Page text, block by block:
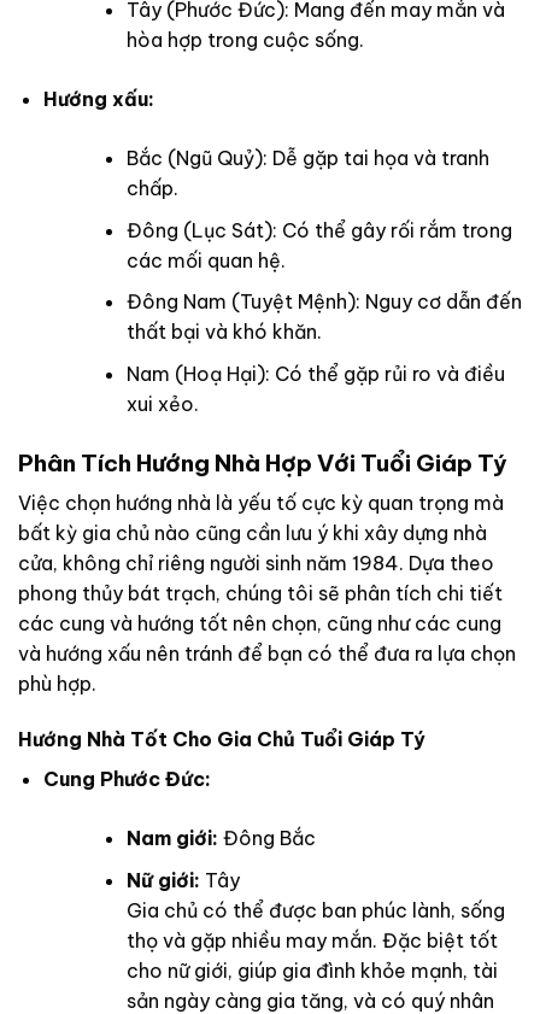
Tây (Phước Đức): Mang đến may mắn và
hòa hợp trong cuộc sống.
Hướng xấu:
Bắc (Ngũ Quỷ): Dễ gặp tai họa và tranh
chấp.
Đông (Lục Sát): Có thể gây rối rắm trong
các mối quan hệ.
Đông Nam (Tuyệt Mệnh): Nguy cơ dẫn đến
thất bại và khó khăn.
Nam (Hoạ Hại): Có thể gặp rủi ro và điều
xui xẻo.
Phân Tích Hướng Nhà Hợp Với Tuổi Giáp Tý
Việc chọn hướng nhà là yếu tố cực kỳ quan trọng mà
bất kỳ gia chủ nào cũng cần lưu ý khi xây dựng nhà
cửa, không chỉ riêng người sinh năm 1984. Dựa theo
phong thủy bát trạch, chúng tôi sẽ phân tích chi tiết
các cung và hướng tốt nên chọn, cũng như các cung
và hướng xấu nên tránh để bạn có thể đưa ra lựa chọn
phù hợp.
Hướng Nhà Tốt Cho Gia Chủ Tuổi Giáp Tý
Cung Phước Đức:
Nam giới: Đông Bắc
Nữ giới: Tây
Gia chủ có thể được ban phúc lành, sống
thọ và gặp nhiều may mắn. Đặc biệt tốt
cho nữ giới, giúp gia đình khỏe mạnh, tài
sản ngày càng gia tăng, và có quý nhân